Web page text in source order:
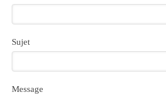
Sujet
Message